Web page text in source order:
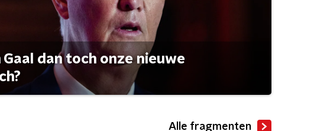
dan toch onze nieuwe
Alle fragmenten